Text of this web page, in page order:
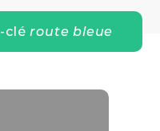
cléroute bleue